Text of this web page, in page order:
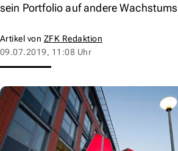
sein Portfolio auf andere
Artikel von ZFK Redaktion
09.07.2019, 11:08 Uhr